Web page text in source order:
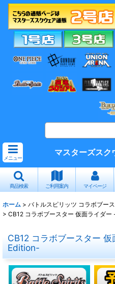
メニュー
マスターズスク
商品検索 ご利用案内 マイページ
ホーム > バトルスピリッツ コラボブー
> CB12 コラボブースター 仮面ライダ
CB12 コラボブースター
Edition-